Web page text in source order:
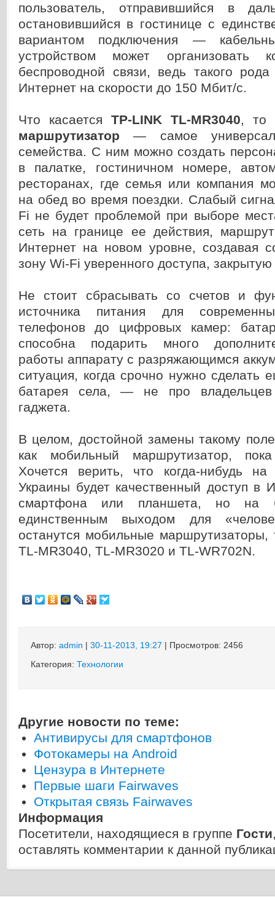
пользователь, отправившийся в
остановившийся в гостинице с
вариантом подключения —
устройством может организовать
беспроводной связи, ведь такого
Интернет на скорости до 150 Мбит/с.
Что касается TP-LINK TL-MR3040, то
маршрутизатор — самое
семейства. С ним можно создать
в палатке, гостиничном номере,
ресторанах, где семья или компания
на обед во время поездки. Слабый
Fi не будет проблемой при выборе
сеть на границе ее действия,
Интернет на новом уровне, создавая
зону Wi-Fi уверенного доступа,
Не стоит сбрасывать со счетов и
источника питания для
телефонов до цифровых камер:
способна подарить много
работы аппарату с разряжающимся
ситуация, когда срочно нужно сделать
батарея села, — не про владельцев
гаджета.
В целом, достойной замены такому
как мобильный маршрутизатор,
Хочется верить, что когда-нибудь на
Украины будет качественный доступ в
смартфона или планшета, но на
единственным выходом для
останутся мобильные маршрутизаторы,
TL-MR3040, TL-MR3020 и TL-WR702N.
Автор: admin | 30-11-2013, 19:27 | Просмотров: 2456
Категория: Технологии
Другие новости по теме:
Антивирусы для смартфонов
Фотокамеры на Android
Цензура в Интернете
Первые шаги Fairwaves
Открытая связь Fairwaves
Информация
Посетители, находящиеся в группе Гости
оставлять комментарии к данной